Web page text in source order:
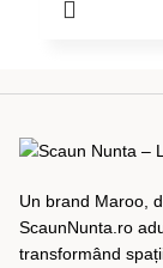
Un brand Maroo,
ScaunNunta.ro
transformând